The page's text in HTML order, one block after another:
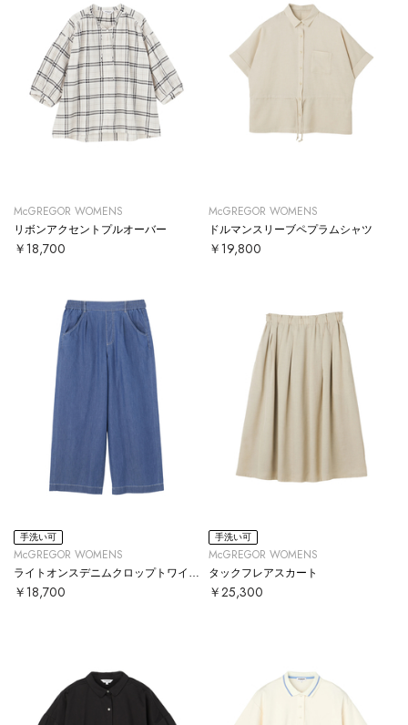
McGREGOR WOMENS
リボンアクセントプルオーバー
￥18,700
McGREGOR WOMENS
ドルマンスリーブペプラムシャツ
￥19,800
手洗い可
McGREGOR WOMENS
￥18,700
手洗い可
McGREGOR WOMENS
タックフレアスカート
￥25,300